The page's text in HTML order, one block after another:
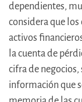
dependientes,
considera que
activos
la cuenta de
cifra de
información que